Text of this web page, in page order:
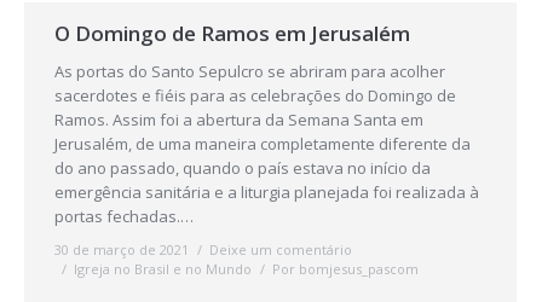
O Domingo de Ramos em Jerusalém
As portas do Santo Sepulcro se abriram para acolher
sacerdotes e fiéis para as celebrações do Domingo de
Ramos. Assim foi a abertura da Semana Santa em
Jerusalém, de uma maneira completamente diferente da
do ano passado, quando o país estava no início da
emergência sanitária e a liturgia planejada foi realizada à
portas fechadas.…
30 de março de 2021
Deixe um comentário
Igreja no Brasil e no Mundo
Por bomjesus_pascom